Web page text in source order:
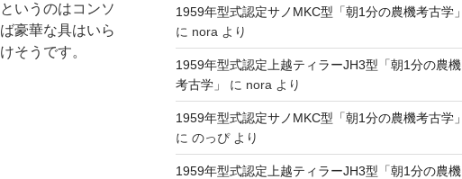
いうのはコンソ
豪華な具はいら
そうです。
1959年型式認定サノMKC型「朝1分の農機考古学」
に nora より
1959年型式認定上越ティラーJH3型「朝1分の農機
考古学」
に nora より
1959年型式認定サノMKC型「朝1分の農機考古学」
に のっぴより
1959年型式認定上越ティラーJH3型「朝1分の農機